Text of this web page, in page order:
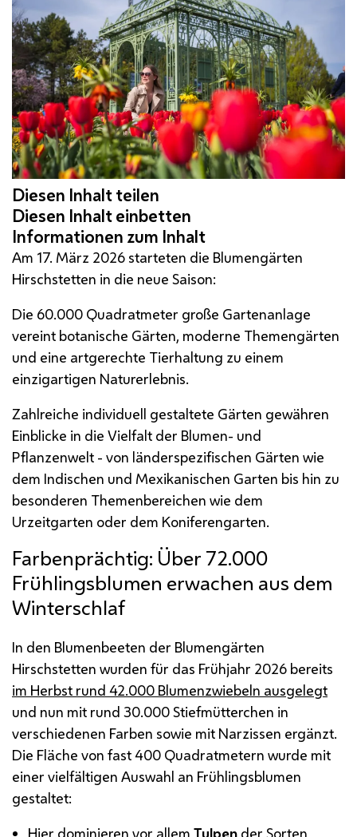
Am 17. März 2026 starteten die Blumengärten
Hirschstetten in die neue Saison:
Die 60.000 Quadratmeter große Gartenanlage
vereint botanische Gärten, moderne Themengärten
und eine artgerechte Tierhaltung zu einem
einzigartigen Naturerlebnis.
Zahlreiche individuell gestaltete Gärten gewähren
Einblicke in die Vielfalt der Blumen- und
Pflanzenwelt - von länderspezifischen Gärten wie
dem Indischen und Mexikanischen Garten bis hin zu
besonderen Themenbereichen wie dem
Urzeitgarten oder dem Koniferengarten.
Farbenprächtig: Über 72.000
Frühlingsblumen erwachen aus dem
Winterschlaf
In den Blumenbeeten der Blumengärten
Hirschstetten wurden für das Frühjahr 2026 bereits
im Herbst rund 42.000 Blumenzwiebeln ausgelegt
und nun mit rund 30.000 Stiefmütterchen in
verschiedenen Farben sowie mit Narzissen ergänzt.
Die Fläche von fast 400 Quadratmetern wurde mit
einer vielfältigen Auswahl an Frühlingsblumen
gestaltet:
Hier dominieren vor allemTulpen der Sorten